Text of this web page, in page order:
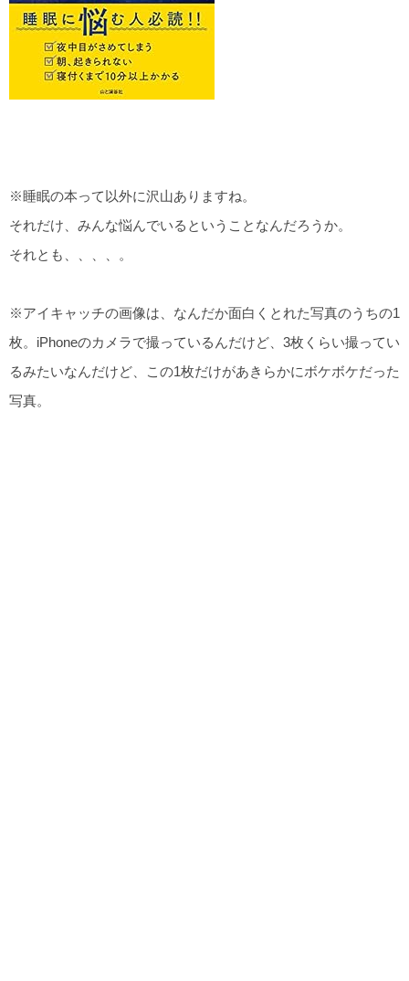
※睡眠の本って以外に沢山ありますね。
それだけ、みんな悩んでいるということなんだろうか。
それとも、、、、。
※アイキャッチの画像は、なんだか面白くとれた写真のうちの1
枚。iPhoneのカメラで撮っているんだけど、3枚くらい撮ってい
るみたいなんだけど、この1枚だけがあきらかにボケボケだった
写真。